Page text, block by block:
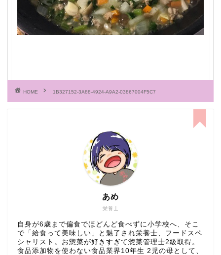
HOME 1B327152-3A88-4924-A9A2-03867004F5C7
栄養士
あめ
自身が6歳まで偏食でほどんど食べずに小学校へ、そこ
で「給食って美味しい」と魅了され栄養士、フードスペ
シャリスト。お惣菜が好きすぎて惣菜管理士2級取得。
食品添加物を使わない食品業界10年生 2児の母として、